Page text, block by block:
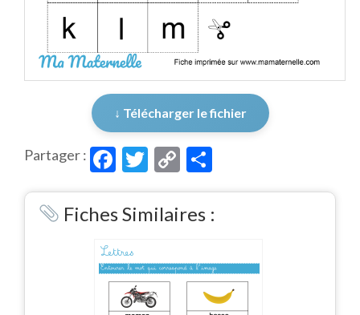
↓ Télécharger le fichier
Partager : Facebook
Twitter
Copy
Link
Fiches Similaires :